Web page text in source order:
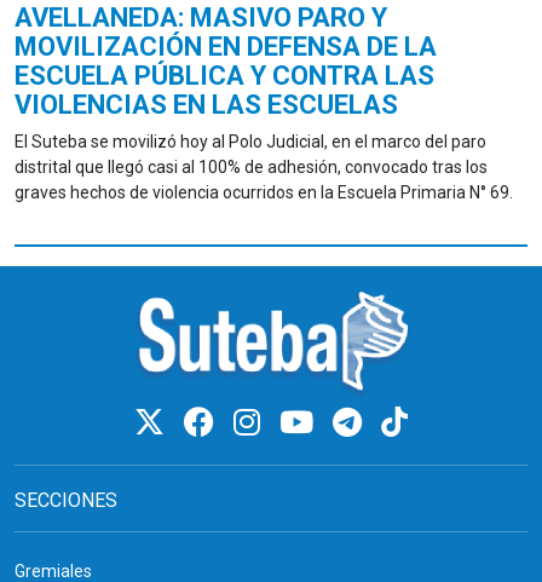
AVELLANEDA: MASIVO PARO Y
MOVILIZACIÓN EN DEFENSA DE LA
ESCUELA PÚBLICA Y CONTRA LAS
VIOLENCIAS EN LAS ESCUELAS
El Suteba se movilizó hoy al Polo Judicial, en el marco del paro
distrital que llegó casi al 100% de adhesión, convocado tras los
graves hechos de violencia ocurridos en la Escuela Primaria N° 69.
SECCIONES
Gremiales